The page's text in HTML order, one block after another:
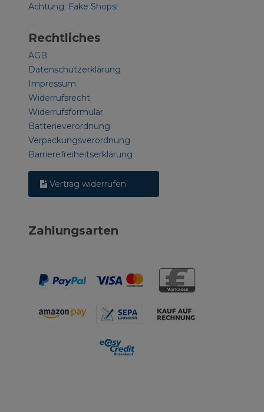
Achtung: Fake Shops!
Rechtliches
AGB
Datenschutzerklärung
Impressum
Widerrufsrecht
Widerrufsformular
Batterieverordnung
Verpackungsverordnung
Barrierefreiheitserklärung
Vertrag widerrufen
Zahlungsarten